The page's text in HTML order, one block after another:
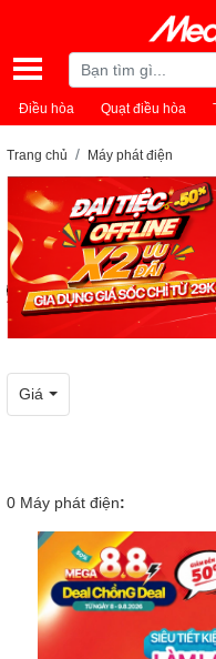
Điều hòa Quạt điều hòa
Trang chủ Máy phát điện
Giá
0 Máy phát điện: